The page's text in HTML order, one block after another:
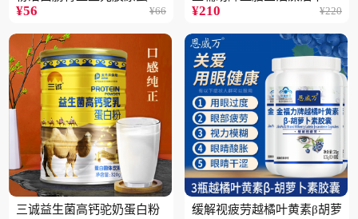
固体饮料批发3件
¥56 ¥66
年蓝帽保健品5瓶
¥210 ¥220
三诚益生菌高钙驼奶蛋白粉
缓解视疲劳越橘叶黄素β胡萝